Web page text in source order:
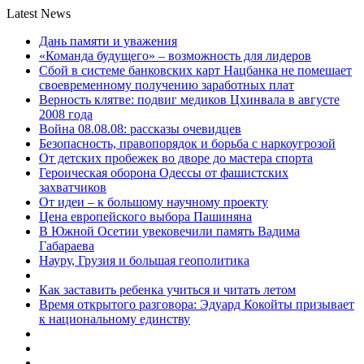
Latest News
Дань памяти и уважения
«Команда будущего» – возможность для лидеров
Сбой в системе банковских карт Нацбанка не помешает
своевременному получению заработных плат
Верность клятве: подвиг медиков Цхинвала в августе
2008 года
Война 08.08.08: рассказы очевидцев
Безопасность, правопорядок и борьба с наркоугрозой
От детских пробежек во дворе до мастера спорта
Героическая оборона Одессы от фашистских
захватчиков
От идеи – к большому научному проекту
Цена европейского выбора Пашиняна
В Южной Осетии увековечили память Вадима
Габараева
Науру, Грузия и большая геополитика
Как заставить ребенка учиться и читать летом
Время открытого разговора: Эдуард Кокойты призывает
к национальному единству